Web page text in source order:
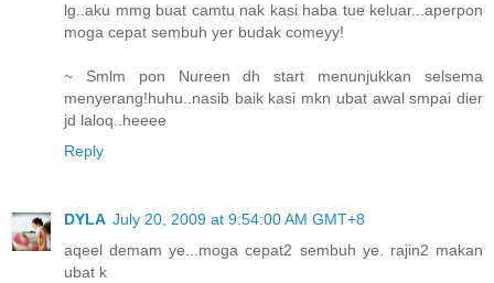
lg..aku mmg buat camtu nak kasi haba tue keluar...aperpon
moga cepat sembuh yer budak comeyy!
~ Smlm pon Nureen dh start menunjukkan selsema
menyerang!huhu..nasib baik kasi mkn ubat awal smpai dier
jd laloq..heeee
Reply
DYLA July 20, 2009 at 9:54:00 AM GMT+8
aqeel demam ye...moga cepat2 sembuh ye. rajin2 makan
ubat k